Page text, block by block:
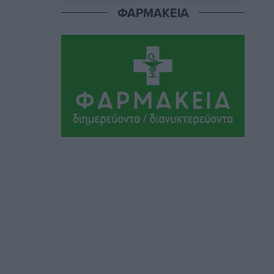
καταγγελλόντων
Τοπικές Ειδήσεις• πριν 3 ώρες
Δήμος Ρόδου: Επήλθε συμβιβασμός με
σοκαριστικού θανατηφόρου τροχαίου
του 2014
Ρεπορτάζ
ΦΑΡΜΑΚΕΙΑ